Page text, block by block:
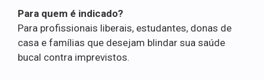
Para quem é indicado?
Para profissionais liberais, estudantes, donas de
casa e famílias que desejam blindar sua saúde
bucal contra imprevistos.